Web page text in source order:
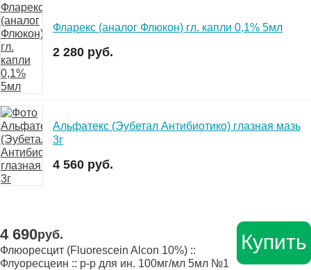
Фларекс (аналог Флюкон) гл. капли 0,1% 5мл
2 280 руб.
Альфатекс (Эубетал Антибиотико) глазная мазь
3г
4 560 руб.
4 690руб.
Флюоресцит (Fluorescein Alcon 10%) ::
Флуоресцеин :: р-р для ин. 100мг/мл 5мл №1
Купить